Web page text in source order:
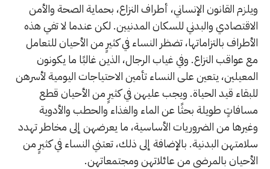
ويلزم القانون الإنساني، أطراف النزاع، بحماية الصحة والأمن
الاقتصادي والبدني للسكان المدنيين. لكن عندما لا تفي هذه
الأطراف بالتزاماتها، تضظر النساء في كثيرٍ من الأحيان للتعامل
مع عواقب النزاع. وفي غياب الرجال، الذين غالبًا ما يكونون
المعيلين، يتعين على النساء تأمين الاحتياجات اليومية لأسرهن
للبقاء قيد الحياة. ويجب عليهن في كثيرٍ من الأحيان قطع
مسافاتٍ طويلة بحثًا عن الماء والغذاء والحطب والأدوية
وغيرها من الضروريات الأساسية، ما يعرضهن إلى مخاطر تهدد
سلامتهن البدنية. بالإضافة إلى ذلك، تعتني النساء في كثيرٍ من
الأحيان بالمرضى من عائلاتهن ومجتمعاتهن.